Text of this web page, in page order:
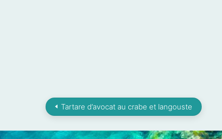
Tartare d’avocat au crabe et langouste